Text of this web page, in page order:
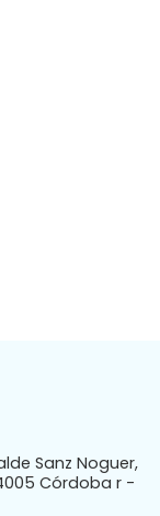
Sanz Noguer,
Córdoba r -